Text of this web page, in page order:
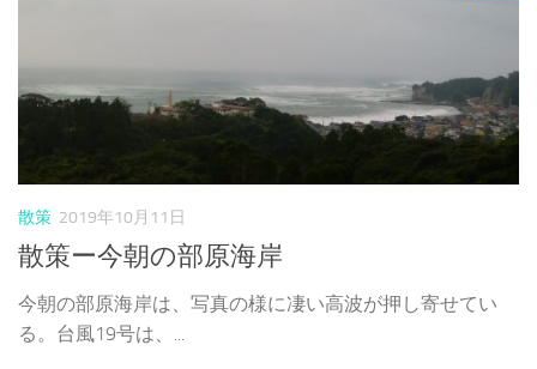
散策 2019年10月11日
散策ー今朝の部原海岸
今朝の部原海岸は、写真の様に凄い高波が押し寄せてい
る。台風19号は、...